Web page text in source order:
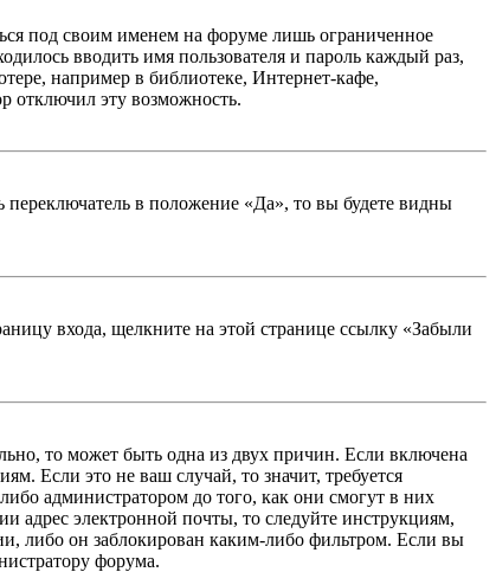
под своим именем на форуме лишь ограниченное
вводить имя пользователя и пароль каждый раз,
например в библиотеке, Интернет-кафе,
отключил эту возможность.
в положение «Да», то вы будете видны
входа, щелкните на этой странице ссылку «Забыли
то может быть одна из двух причин. Если включена
Если это не ваш случай, то значит, требуется
администратором до того, как они смогут в них
адрес электронной почты, то следуйте инструкциям,
либо он заблокирован каким-либо фильтром. Если вы
форума.